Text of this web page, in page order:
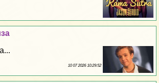
10 07 2026 10:29:52